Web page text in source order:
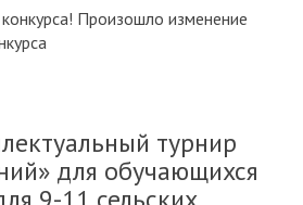
Произошло изменение
турнир
для обучающихся